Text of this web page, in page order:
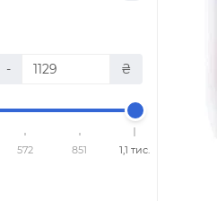
- ₴
572 851 1,1 тис.